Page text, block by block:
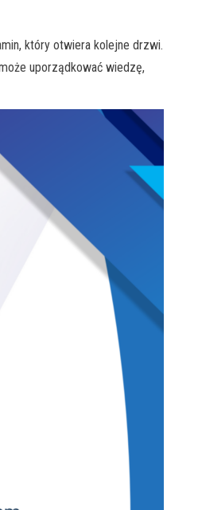
który otwiera kolejne drzwi.
uporządkować wiedzę,